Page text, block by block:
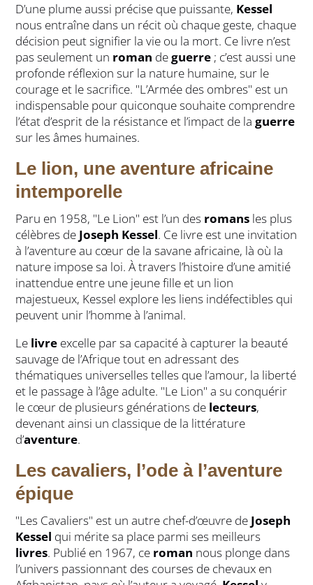
D’une plume aussi précise que puissante, Kessel
nous entraîne dans un récit où chaque geste, chaque
décision peut signifier la vie ou la mort. Ce livre n’est
pas seulement un roman deguerre ; c’est aussi une
profonde réflexion sur la nature humaine, sur le
courage et le sacrifice. "L’Armée des ombres" est un
indispensable pour quiconque souhaite comprendre
l’état d’esprit de la résistance et l’impact de laguerre
sur les âmes humaines.
Le lion, une aventure africaine
intemporelle
Paru en 1958, "Le Lion" est l’un des romans les plus
célèbres de Joseph Kessel. Ce livre est une invitation
à l’aventure au cœur de la savane africaine, là où la
nature impose sa loi. À travers l’histoire d’une amitié
inattendue entre une jeune fille et un lion
majestueux, Kessel explore les liens indéfectibles qui
peuvent unir l’homme à l’animal.
Le livre excelle par sa capacité à capturer la beauté
sauvage de l’Afrique tout en adressant des
thématiques universelles telles que l’amour, la liberté
et le passage à l’âge adulte. "Le Lion" a su conquérir
le cœur de plusieurs générations de lecteurs,
devenant ainsi un classique de la littérature
d’aventure.
Les cavaliers, l’ode à l’aventure
épique
"Les Cavaliers" est un autre chef-d’œuvre de Joseph
Kessel qui mérite sa place parmi ses meilleurs
livres. Publié en 1967, ce roman nous plonge dans
l’univers passionnant des courses de chevaux en